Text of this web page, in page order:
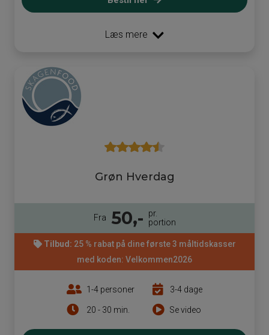
Læs mere
Grøn Hverdag
Fra 50,-
pr.
portion
Tilbud: 25 % rabat på dine første 3 måltidskasser
med koden: Velkommen2026
1-4 personer
20 - 30 min.
3-4 dage
Se video